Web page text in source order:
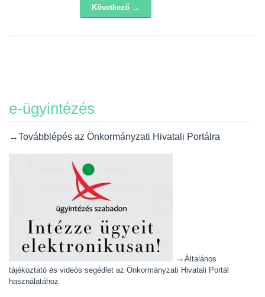
Következő →
e-ügyintézés
→Továbblépés az Önkormányzati Hivatali Portálra
→ Általános
tájékoztató és videós segédlet az Önkormányzati Hivatali Portál
használatához